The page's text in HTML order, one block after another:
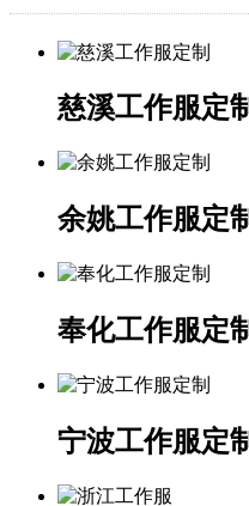
慈溪工作服定
余姚工作服定
奉化工作服定
宁波工作服定